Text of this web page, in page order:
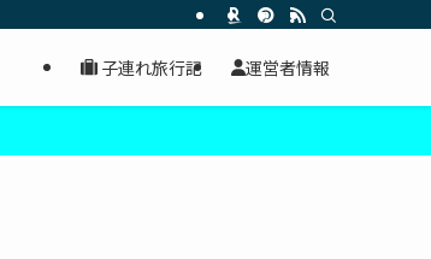
子連れ旅行記 運営者情報